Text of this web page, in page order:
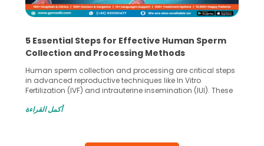
5 Essential Steps for Effective Human Sperm
Collection and Processing Methods
Human sperm collection and processing are critical steps
in advanced reproductive techniques like In Vitro
Fertilization (IVF) and intrauterine insemination (IUI). These
challenges and help couples achieve their dream of
collected, they process the
أكمل القراءة